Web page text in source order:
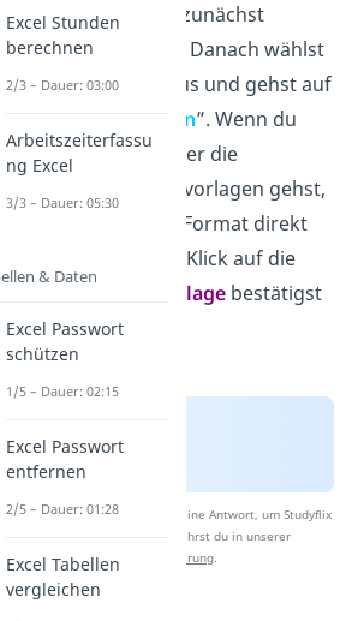
klickst du zunächst
in die Tabelle. Danach wählst
Reiter „Start
“ aus und gehst auf
Tabelle formatieren”. Wenn du
mit dem Cursor über die
Tabellenvorlagen gehst,
dir das geänderte Format direkt
Durch einen Klick auf die
Formatvorlage bestätigst
Wahl.
Beantwortung speichern wir deine Antwort, um Studyflix
zu verbessern. Mehr dazu erfährst du in unserer
Datenschutzerklärung.
Excel Stunden
berechnen
2/3 – Dauer: 03:00
Arbeitszeiterfassu
ng Excel
3/3 – Dauer: 05:30
& Daten
Excel Passwort
schützen
1/5 – Dauer: 02:15
Excel Passwort
entfernen
2/5 – Dauer: 01:28
Excel Tabellen
vergleichen